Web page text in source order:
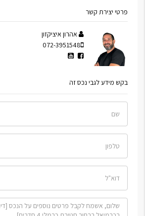
פרטי יצירת קשר
אהרון איציקזון
072-3951548
בקש מידע לגבי נכס זה